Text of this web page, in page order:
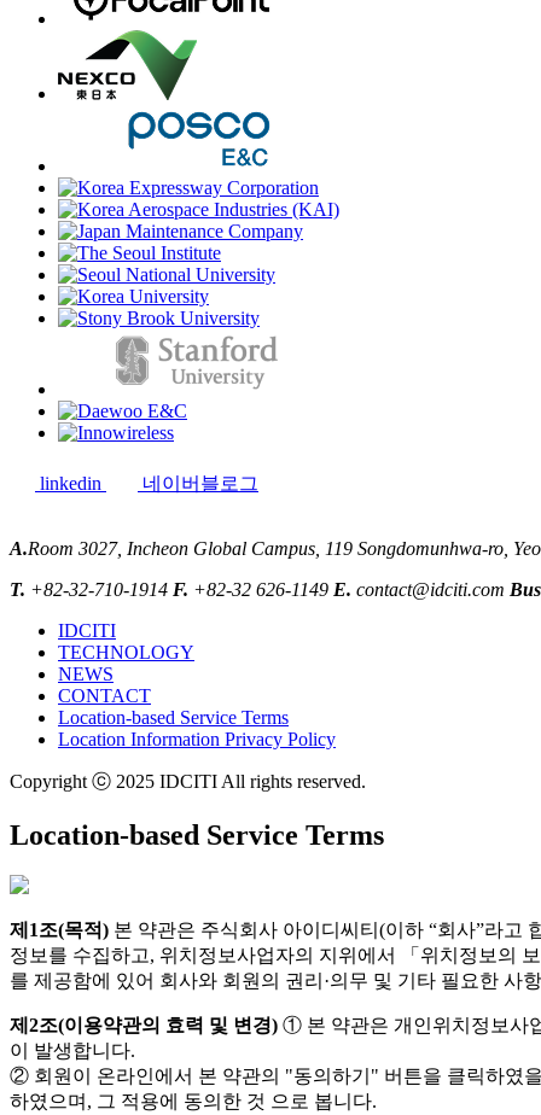
linkedin 네이버블로그
A.Room 3027, Incheon Global Campus, 119 Songdomunhwa-ro,
T. +82-32-710-1914 F. +82-32 626-1149 E. contact@idciti.com
IDCITI
TECHNOLOGY
NEWS
CONTACT
Location-based Service Terms
Location Information Privacy Policy
Copyright ⓒ 2025 IDCITI All rights reserved.
Location-based Service Terms
제1조(목적) 본 약관은 주식회사 아이디씨티(이하 “회사”라고
정보를 수집하고, 위치정보사업자의 지위에서 「위치정보의
를 제공함에 있어 회사와 회원의 권리·의무 및 기타 필요한 사
제2조(이용약관의 효력 및 변경) ① 본 약관은 개인위치정보사
이 발생합니다.
② 회원이 온라인에서 본 약관의 "동의하기" 버튼을 클릭하였
하였으며, 그 적용에 동의한 것 으로 봅니다.